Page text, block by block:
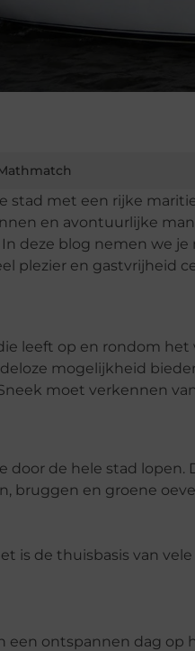
stad met een rijke
en avontuurlijke
deze blog nemen we je
plezier en gastvrijheid
leeft op en rondom het
mogelijkheid
moet verkennen
de hele stad lopen.
bruggen en groene
is de thuisbasis van
een ontspannen dag op